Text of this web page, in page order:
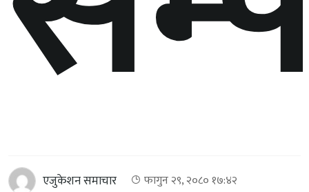
एजुकेशन समाचार फागुन २९, २०८० १७:४२